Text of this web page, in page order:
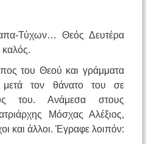
Τύχων… Θεός Δευτέρα
καλός.
του Θεού και γράμματα
τον θάνατο του σε
του. Ανάμεσα στους
Μόσχας Αλέξιος,
και άλλοι. Έγραφε λοιπόν: